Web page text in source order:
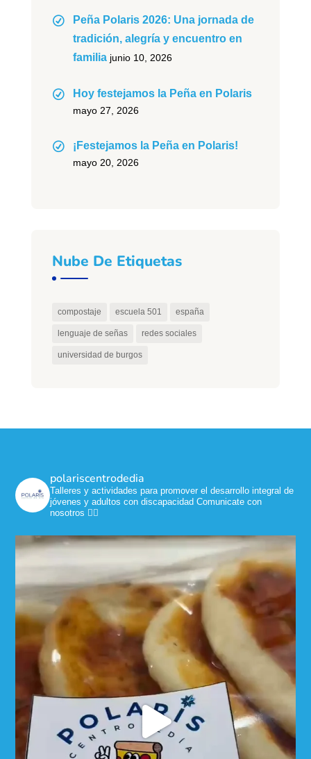
Peña Polaris 2026: Una jornada de
tradición, alegría y encuentro en
familia junio 10, 2026
Hoy festejamos la Peña en Polaris
mayo 27, 2026
¡Festejamos la Peña en Polaris!
mayo 20, 2026
Nube De Etiquetas
compostaje escuela 501 españa
lenguaje de señas redes sociales
universidad de burgos
polariscentrodedia
Talleres y actividades para promover el desarrollo integral de
jóvenes y adultos con discapacidadComunicate con
nosotros 👇🏼